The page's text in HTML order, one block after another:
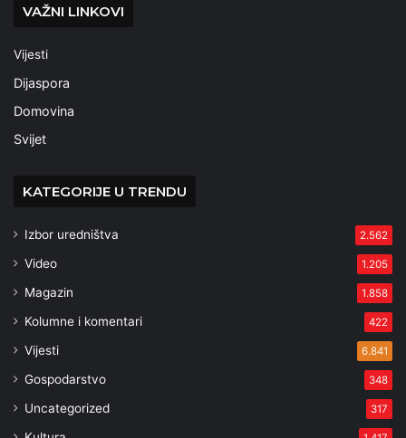
VAŽNI LINKOVI
Vijesti
Dijaspora
Domovina
Svijet
KATEGORIJE U TRENDU
Izbor uredništva 2.562
Video 1.205
Magazin 1.858
Kolumne i komentari 422
Vijesti 6.841
Gospodarstvo 348
Uncategorized 317